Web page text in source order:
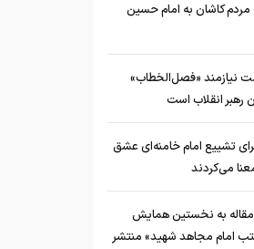
مردم کاشان به امام حسین
نیازمند «فصل‌الخطاب»
رهبر انقلاب است
تشییع امام خامنه‌ای عشق
می‌کردند
مقاله به نخستین همایش
امام مجاهد شهید» منتشر